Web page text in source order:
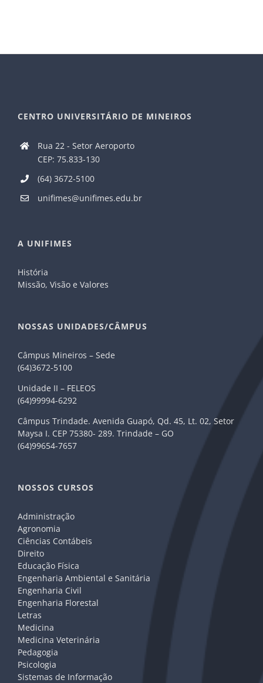
CENTRO UNIVERSITÁRIO DE MINEIROS
Rua 22 - Setor Aeroporto
CEP: 75.833-130
(64) 3672-5100
unifimes@unifimes.edu.br
A UNIFIMES
História
Missão, Visão e Valores
NOSSAS UNIDADES/CÂMPUS
Câmpus Mineiros – Sede
(64)3672-5100
Unidade II – FELEOS
(64)99994-6292
Câmpus Trindade. Avenida Guapó, Qd. 45, Lt. 02, Setor
Maysa I. CEP 75380- 289. Trindade – GO
(64)99654-7657
NOSSOS CURSOS
Administração
Agronomia
Ciências Contábeis
Direito
Educação Física
Engenharia Ambiental e Sanitária
Engenharia Civil
Engenharia Florestal
Letras
Medicina
Medicina Veterinária
Pedagogia
Psicologia
Sistemas de Informação